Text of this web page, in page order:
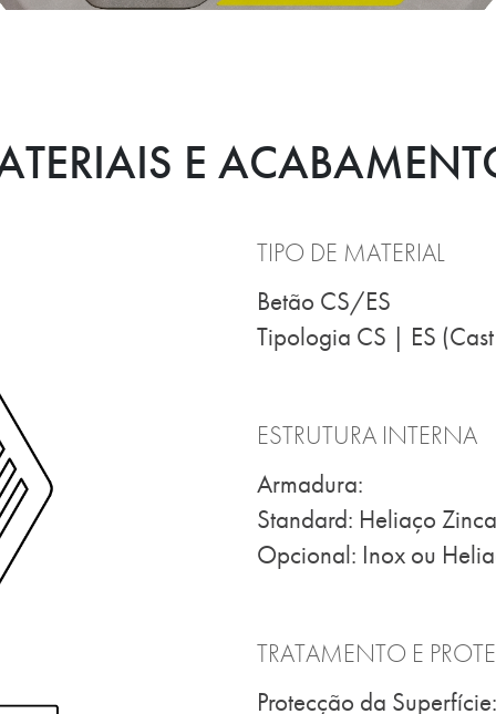
E
TIPO DE MATERIAL
Betão CS/ES
Tipologia CS | ES
ESTRUTURA INTERNA
Armadura:
Standard: Heliaço
Opcional: Inox ou
TRATAMENTO E
Protecção da Superfície: